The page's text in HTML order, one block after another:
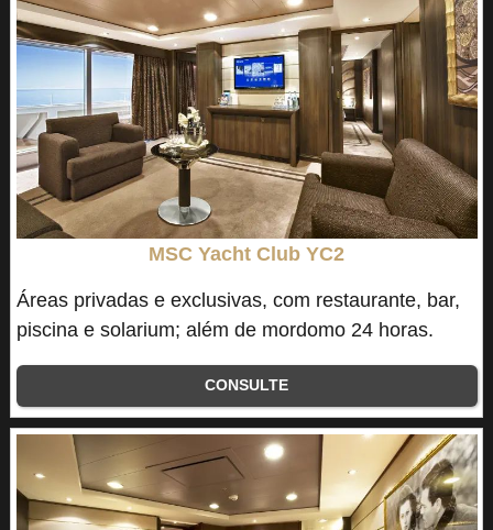
MSC Yacht Club YC2
Áreas privadas e exclusivas, com restaurante, bar,
piscina e solarium; além de mordomo 24 horas.
CONSULTE